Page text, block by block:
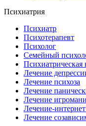
Психиатрия
Психиатр
Психотерапевт
Психолог
Семейный
Психиатрическая
Лечение
Лечение психоза
Лечение
Лечение
Лечение-
Лечение